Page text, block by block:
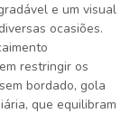
e um visual
ocasiões.
restringir os
bordado, gola
que equilibram